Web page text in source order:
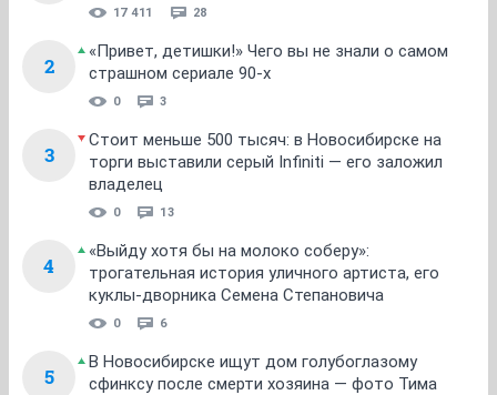
17 411 28
2
«Привет, детишки!» Чего вы не знали о самом
страшном сериале 90-х
0 3
3
Стоит меньше 500 тысяч: в Новосибирске на
торги выставили серый Infiniti — его заложил
владелец
0 13
4
«Выйду хотя бы на молоко соберу»:
трогательная история уличного артиста, его
куклы-дворника Семена Степановича
0 6
5
В Новосибирске ищут дом голубоглазому
сфинксу после смерти хозяина — фото Тима